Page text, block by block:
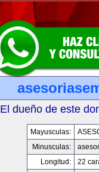
El dueño de este
Mayusculas:
Minusculas:
Longitud:
22